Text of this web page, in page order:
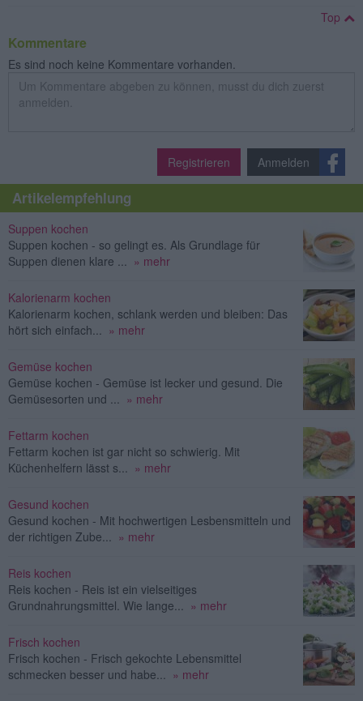
Top
Kommentare
Es sind noch keine Kommentare vorhanden.
Registrieren Anmelden
Artikelempfehlung
Suppen kochen
Suppen kochen - so gelingt es. Als Grundlage für
Suppen dienen klare ...
» mehr
Kalorienarm kochen
Kalorienarm kochen, schlank werden und bleiben: Das
hört sich einfach...
» mehr
Gemüse kochen
Gemüse kochen - Gemüse ist lecker und gesund. Die
Gemüsesorten und ...
» mehr
Fettarm kochen
Fettarm kochen ist gar nicht so schwierig. Mit
Küchenhelfern lässt s...
» mehr
Gesund kochen
Gesund kochen - Mit hochwertigen Lesbensmitteln und
der richtigen Zube...
» mehr
Reis kochen
Reis kochen - Reis ist ein vielseitiges
Grundnahrungsmittel. Wie lange...
» mehr
Frisch kochen
Frisch kochen - Frisch gekochte Lebensmittel
schmecken besser und habe...
» mehr